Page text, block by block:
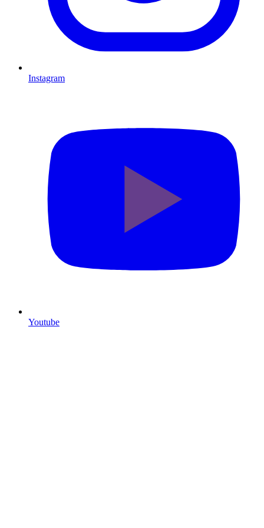
Instagram
Youtube